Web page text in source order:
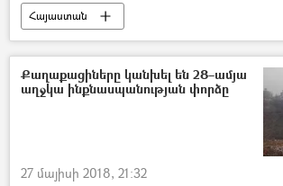
Հայաստան
Քաղաքացիները կանխել են 28–ամյա
աղջկա ինքնասպանության փորձը
27 մայիսի 2018, 21:32